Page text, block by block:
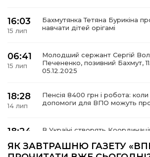
місія
16:03
15 лип
Бахмутянка Тетяна Бурикіна
навчати дітей орігамі
06:41
15 лип
Молодший сержант Сергій
Печененко, позивний Бахмут,
05.12.2025
18:28
14 лип
Пенсія 8400 грн і робота: коли
допомоги для ВПО можуть
18:24
В Україні створять
кордону
ЯК ЗАВТРАШНЮ ГАЗЕТУ